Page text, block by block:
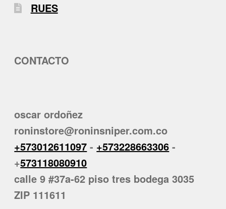
RUES
CONTACTO
oscar ordoñez
roninstore@roninsniper.com.co
+573012611097 - +573228663306 -
+573118080910
calle 9 #37a-62 piso tres bodega 3035
ZIP 111611